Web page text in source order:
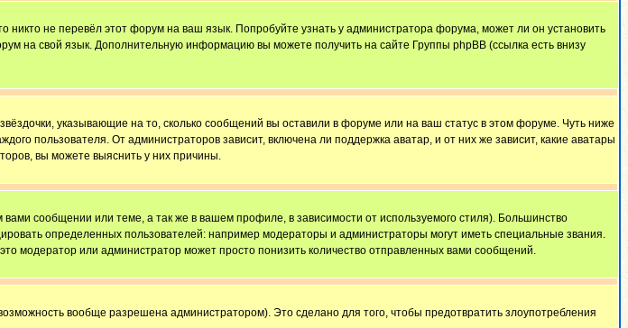
не перевёл этот форум на ваш язык. Попробуйте узнать у администратора форума, может ли он установить
на свой язык. Дополнительную информацию вы можете получить на сайте Группы phpBB (ссылка есть внизу
указывающие на то, сколько сообщений вы оставили в форуме или на ваш статус в этом форуме. Чуть ниже
пользователя. От администраторов зависит, включена ли поддержка аватар, и от них же зависит, какие аватары
вы можете выяснить у них причины.
сообщении или теме, а так же в вашем профиле, в зависимости от используемого стиля). Большинство
определенных пользователей: например модераторы и администраторы могут иметь специальные звания.
модератор или администратор может просто понизить количество отправленных вами сообщений.
вообще разрешена администратором). Это сделано для того, чтобы предотвратить злоупотребления